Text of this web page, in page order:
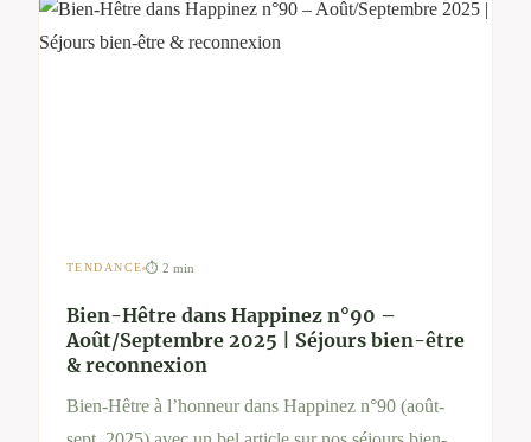
TENDANCE ⏱ 2 min
Bien-Hêtre dans Happinez n°90 –
Août/Septembre 2025 | Séjours bien-être
& reconnexion
Bien-Hêtre à l’honneur dans Happinez n°90 (août-